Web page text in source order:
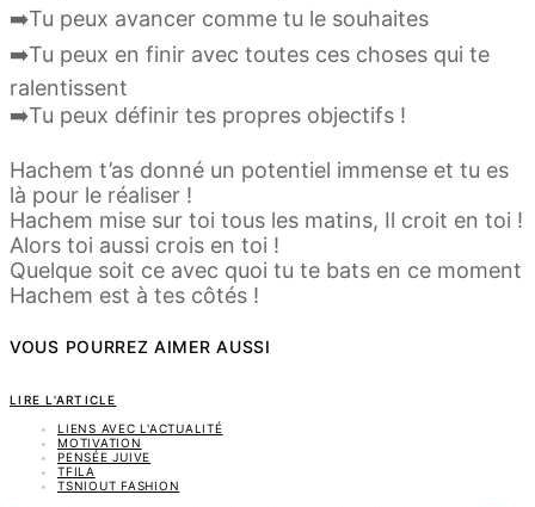
➡️Tu peux avancer comme tu le souhaites
➡️Tu peux en finir avec toutes ces choses qui te
ralentissent
➡️Tu peux définir tes propres objectifs !
Hachem t’as donné un potentiel immense et tu es
là pour le réaliser !
Hachem mise sur toi tous les matins, Il croit en toi !
Alors toi aussi crois en toi !
Quelque soit ce avec quoi tu te bats en ce moment
Hachem est à tes côtés !
VOUS POURREZ AIMER AUSSI
LIRE L'ARTICLE
LIENS AVEC L'ACTUALITÉ
MOTIVATION
PENSÉE JUIVE
TFILA
TSNIOUT FASHION